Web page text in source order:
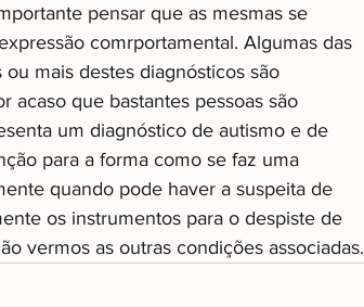
pensar que as mesmas se
comrportamental. Algumas das
mais destes diagnósticos são
acaso que bastantes pessoas são
um diagnóstico de autismo e de
para a forma como se faz uma
quando pode haver a suspeita de
os instrumentos para o despiste de
vermos as outras condições associadas.